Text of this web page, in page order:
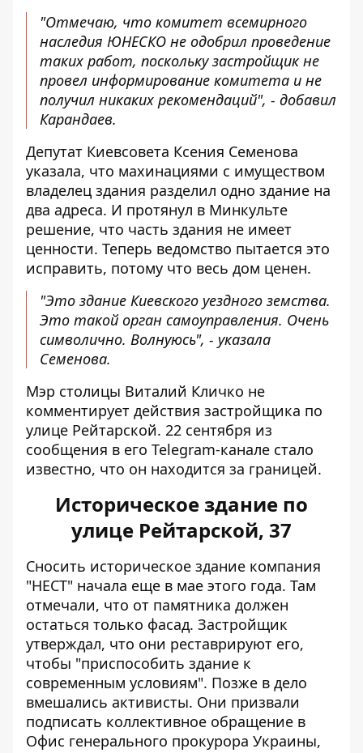
"Отмечаю, что комитет всемирного
наследия ЮНЕСКО не одобрил проведение
таких работ, поскольку застройщик не
провел информирование комитета и не
получил никаких рекомендаций", - добавил
Карандаев.
Депутат Киевсовета Ксения Семенова
указала, что махинациями с имуществом
владелец здания разделил одно здание на
два адреса. И протянул в Минкульте
решение, что часть здания не имеет
ценности. Теперь ведомство пытается это
исправить, потому что весь дом ценен.
"Это здание Киевского уездного земства.
Это такой орган самоуправления. Очень
символично. Волнуюсь", - указала
Семенова.
Мэр столицы Виталий Кличко не
комментирует действия застройщика по
улице Рейтарской. 22 сентября из
сообщения в его Telegram-канале стало
известно, что он находится за границей.
Историческое здание по
улице Рейтарской, 37
Сносить историческое здание компания
"НЕСТ" начала еще в мае этого года. Там
отмечали, что от памятника должен
остаться только фасад. Застройщик
утверждал, что они реставрируют его,
чтобы "приспособить здание к
современным условиям". Позже в дело
вмешались активисты. Они призвали
подписать коллективное обращение в
Офис генерального прокурора Украины,